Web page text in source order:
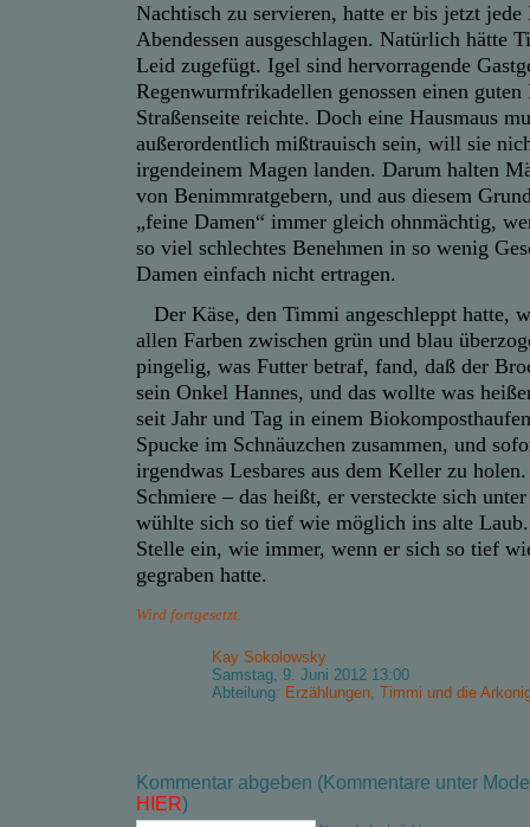
Nachtisch zu servieren, hatte er bis jetzt
Abendessen ausgeschlagen. Natürlich hätte
Leid zugefügt. Igel sind hervorragende
Regenwurmfrikadellen genossen einen
Straßenseite reichte. Doch eine Hausmaus
außerordentlich mißtrauisch sein, will sie
irgendeinem Magen landen. Darum halten
von Benimmratgebern, und aus diesem
„feine Damen“ immer gleich ohnmächtig,
so viel schlechtes Benehmen in so wenig
Damen einfach nicht ertragen.
Der Käse, den Timmi angeschleppt hatte,
allen Farben zwischen grün und blau
pingelig, was Futter betraf, fand, daß der
sein Onkel Hannes, und das wollte was
seit Jahr und Tag in einem
Spucke im Schnäuzchen zusammen, und
irgendwas Lesbares aus dem Keller zu
Schmiere – das heißt, er versteckte sich
wühlte sich so tief wie möglich ins alte
Stelle ein, wie immer, wenn er sich so tief
gegraben hatte.
Wird fortgesetzt.
Kay Sokolowsky
Samstag, 9. Juni 2012 13:00
Abteilung: Erzählungen, Timmi und die
Kommentar abgeben (Kommentare unter
HIER)